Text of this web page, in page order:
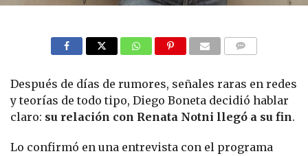
Después de días de rumores, señales raras en redes
y teorías de todo tipo, Diego Boneta decidió hablar
claro: su relación con Renata Notni llegó a su fin.
Lo confirmó en una entrevista con el programa